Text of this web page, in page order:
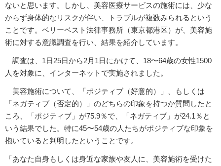
ないと思います。しかし、美容医療サービスの施術には、少な
からず身体的なリスクが伴い、トラブルが複数みられるという
ことです。ベリーベスト法律事務所（東京都港区）が、美容施
術に対する意識調査を行い、結果を紹介しています。
調査は、1日25日から2月1日にかけて、18〜64歳の女性1500
人を対象に、インターネットで実施されました。
美容施術について、「ポジティブ（好意的）」、もしくは
「ネガティブ（否定的）」のどちらの印象を持つか質問したと
ころ、「ポジティブ」が75.9％で、「ネガティブ」が24.1％と
いう結果でした。特に45〜54歳の人たちがポジティブな印象を
抱いていると判明したということです。
「あなた自身もしくは身近な家族や友人に、美容施術を受けた